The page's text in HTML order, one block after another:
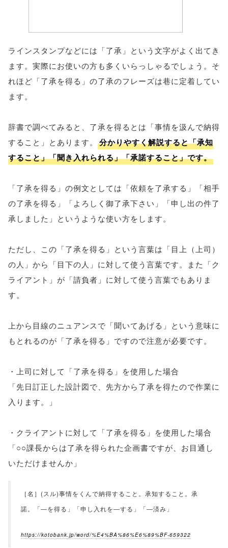
ラインスタンプなどには「了承」という文字がよく出てき
ます。実際にお使いの方も多くいらっしゃるでしょう。そ
れほど「了承を得る」の了承のフレーズは巷に定着してい
ます。
辞書で調べてみると、了承を得るとは「事情を汲んで納得
すること」とあります。
分かりやすく解説すると「承知
すること」「聞き入れられる」「承諾すること」です。
「了承を得る」の例文としては「依頼を了承する」「相手
の了承を得る」「よろしく御了承下さい」「申し出の件了
承しました」というような使い方をします。
ただし、この「了承を得る」という言葉は「目上（上司）
の人」から「目下の人」に対して使う言葉です。また「ク
ライアント」が「請負者」に対して使う言葉でもありま
す。
上から目線のニュアンスで「聞いてあげる」という意味に
もとれるのが「了承を得る」ですので注意が必要です。
・上司に対して「了承を得る」を使用した場合
「先日訂正した設計図で、先方から了承を得たので作業に
入ります。」
・クライアントに対して「了承を得る」を使用した場合
「○○課長からは了承を得られた企画書ですが、お目通し
いただけませんか」
［名］(スル)事情をくんで納得すること。承知すること。承
諾。「―を得る」「申し入れを―する」「―済み」
https://kotobank.jp/word/%E4%BA%86%E6%89%BF-659322